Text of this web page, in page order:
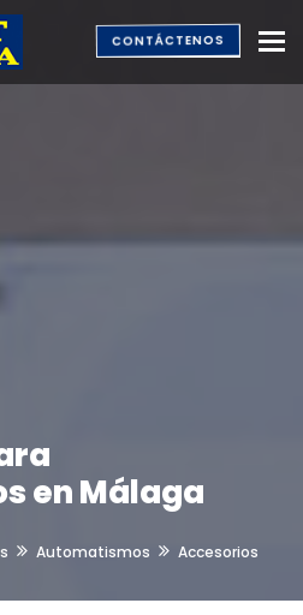
CONTÁCTENOS
en Málaga
Automatismos Accesorios